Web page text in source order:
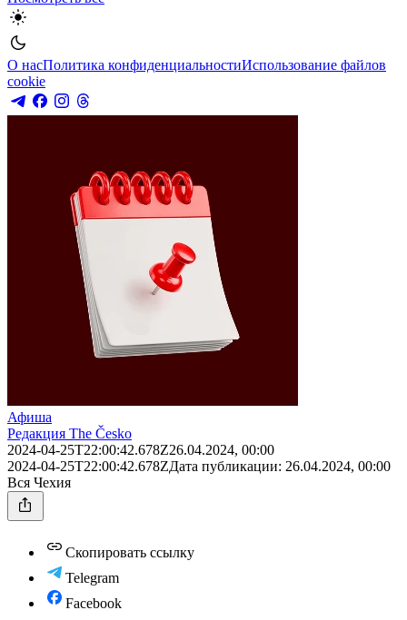
О насПолитика конфиденциальностиИспользование файлов
cookie
Афиша
Редакция The Česko
2024-04-25T22:00:42.678Z26.04.2024, 00:00
2024-04-25T22:00:42.678ZДата публикации: 26.04.2024, 00:00
Вся Чехия
Скопировать ссылку
Telegram
Facebook